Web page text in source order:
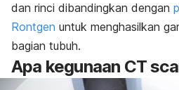
dan rinci dibandingkan dengan
Rontgen untuk menghasilkan
bagian tubuh.
Apa kegunaan CT